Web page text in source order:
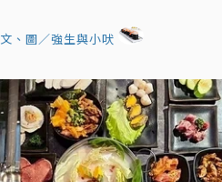
文、圖／強生與小吠